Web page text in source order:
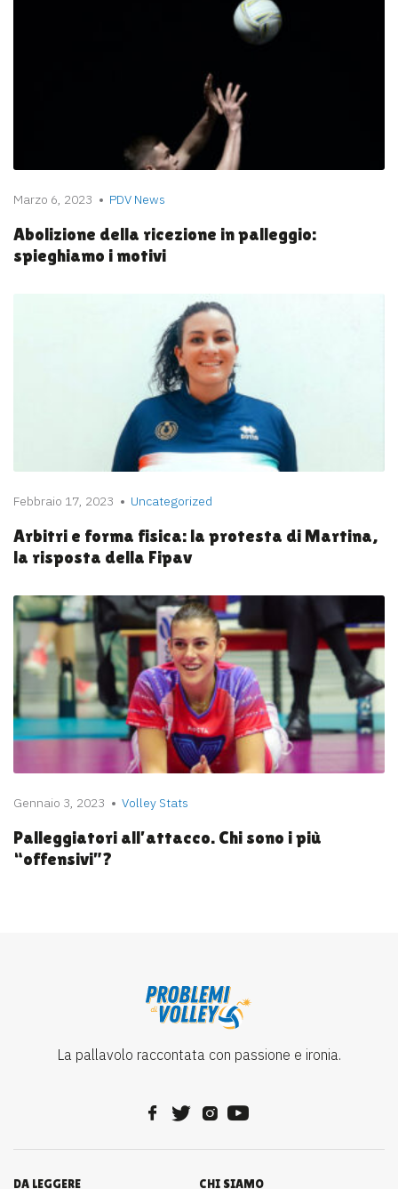
Marzo 6, 2023 PDV News
Abolizione della ricezione in palleggio:
spieghiamo i motivi
Febbraio 17, 2023 Uncategorized
Arbitri e forma fisica: la protesta di Martina,
la risposta della Fipav
Gennaio 3, 2023 Volley Stats
Palleggiatori all’attacco. Chi sono i più
“offensivi”?
La pallavolo raccontata con passione e ironia.
DA LEGGERE CHI SIAMO